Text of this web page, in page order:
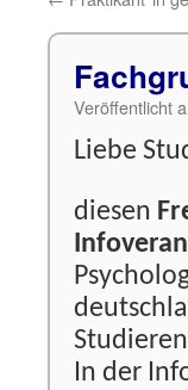
Veröffentlicht
Liebe
diesen
In der